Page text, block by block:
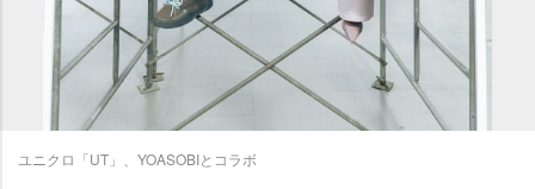
ユニクロ「UT」、YOASOBIとコラボ